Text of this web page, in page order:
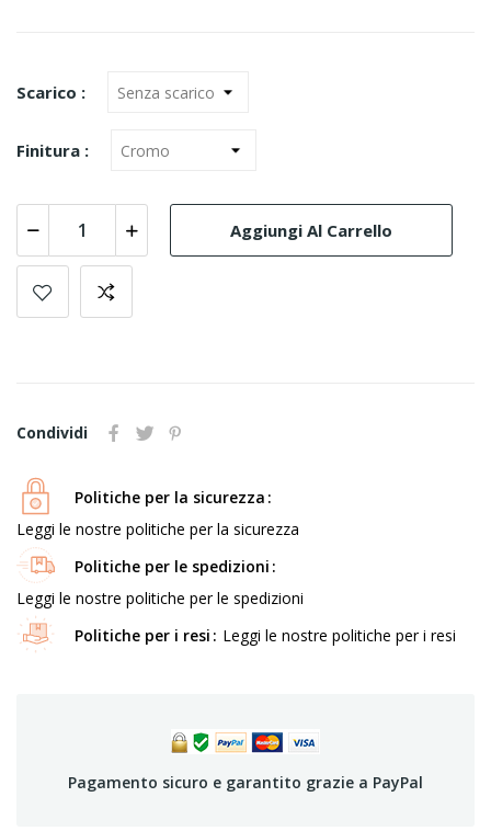
Scarico :
Finitura :
Aggiungi Al Carrello
Condividi
Politiche per la sicurezza
Leggi le nostre politiche per la sicurezza
Politiche per le spedizioni
Leggi le nostre politiche per le spedizioni
Politiche per i resi
Leggi le nostre politiche per i resi
Pagamento sicuro e garantito grazie a PayPal